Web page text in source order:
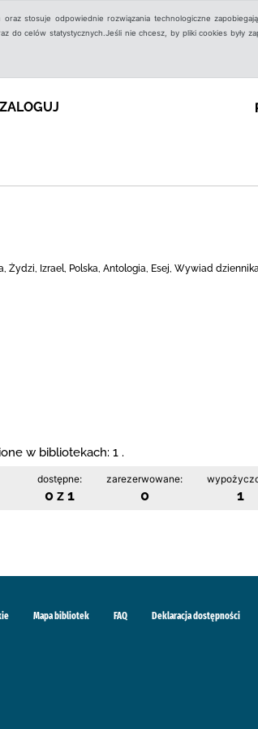
stosuje odpowiednie rozwiązania technologiczne
do celów statystycznych.Jeśli nie chcesz, by pliki cookies były
Izrael, Polska, Antologia, Esej, Wywiad
w bibliotekach: 1 .
dostępne:
0 z 1
zarezerwowane:
0 1
Mapa bibliotek FAQ Deklaracja dostępności